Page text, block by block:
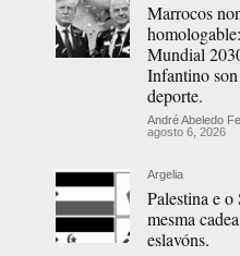
Marrocos
Mundial
Infantino
deporte.
André Abeledo
agosto 6, 2026
Argelia
Palestina e o
mesma
eslavóns.